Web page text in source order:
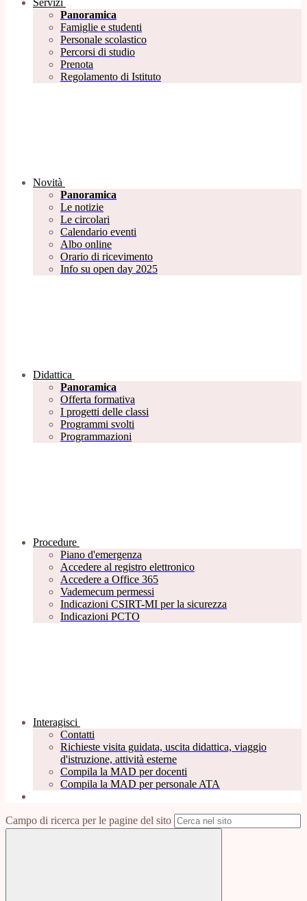
Servizi
Panoramica
Famiglie e studenti
Personale scolastico
Percorsi di studio
Prenota
Regolamento di Istituto
Novità
Panoramica
Le notizie
Le circolari
Calendario eventi
Albo online
Orario di ricevimento
Info su open day 2025
Didattica
Panoramica
Offerta formativa
I progetti delle classi
Programmi svolti
Programmazioni
Procedure
Piano d'emergenza
Accedere al registro elettronico
Accedere a Office 365
Vademecum permessi
Indicazioni CSIRT-MI per la sicurezza
Indicazioni PCTO
Interagisci
Contatti
Richieste visita guidata, uscita didattica, viaggio
d'istruzione, attività esterne
Compila la MAD per docenti
Compila la MAD per personale ATA
Campo di ricerca per le pagine del sito